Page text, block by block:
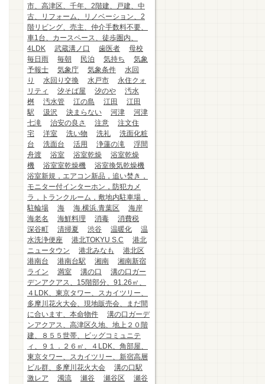
市、高津区、千年、2階建、戸建、中
古、リフォーム、リノベーション、2
階リビング、売主、仲介手数料不要、
車1台、カースペース、徒歩圏内、
4LDK
武蔵溝ノ口 歯医者
母校
毎日雨
毎朝 民泊 気持ち
気象
予報士
気象庁 気象条件
水回
り
水回り交換 水戸市
永住クォ
リティ
汐そば屋 汐のや
汚水
桝
汚水管 江の島 江田
江田
駅
汲沢 決まらない 河津
河津
七滝
治安の良さ 注意
注文住
宅
洋室 洗い物 洗礼
洗面化粧
台
洗面台 活用 浄蓮の滝
浮間
舟渡
浴室 浴室乾燥
浴室乾燥
機
浴室室乾燥機
浴室換気乾燥機
浴室新規，エアコン新品，追い焚き，
モニター付インターホン，防犯カメ
ラ，トランクルーム，敷地内駐車場，
駐輪場
海 海.横浜.青葉区
海岸
海老名
海鮮料理 消毒
消費税
深谷町
清掃夏 渋谷 温暖化
温
水洗浄便座
港北TOKYU S.C
港北
ニュータウン
港北みなも
港北区
港南台
港南台駅 湘南
湘南新宿
ライン
満室 溝の口
溝の口ガー
デンアクアス、15階部分、91.26㎡、
４LDK、東京タワー、スカイツリー、
多摩川花火大会、現地販売会、まだ間
に合います、本命物件
溝の口ガーデ
ンアクアス、高津区久地、地上２０階
建、８５５世帯、ビッグコミュニテ
ィ、９１．２６㎡、４LDK、角部屋、
東京タワー、スカイツリー、新宿高層
ビル群、多摩川花火大会
溝の口駅
激レア
濁流 瀬谷 瀬谷区
瀬谷